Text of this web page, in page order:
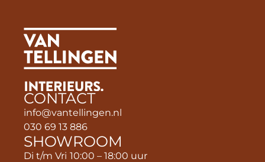
CONTACT
info@vantellingen.nl
030 69 13 886
SHOWROOM
Di t/m Vri 10:00 – 18:00 uur